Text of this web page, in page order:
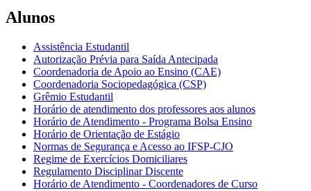
Alunos
Assistência Estudantil
Autorização Prévia para Saída Antecipada
Coordenadoria de Apoio ao Ensino (CAE)
Coordenadoria Sociopedagógica (CSP)
Grêmio Estudantil
Horário de atendimento dos professores aos alunos
Horário de Atendimento - Programa Bolsa Ensino
Horário de Orientação de Estágio
Normas de Segurança e Acesso ao IFSP-CJO
Regime de Exercícios Domiciliares
Regulamento Disciplinar Discente
Horário de Atendimento - Coordenadores de Curso